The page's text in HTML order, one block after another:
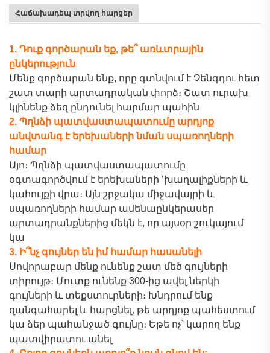
Հաճախադեպ տրվող հարցեր
1. Դուք գործարան եք, թե՞ առևտրային
ընկերություն
Մենք գործարան ենք, որը գտնվում է Չենգդու հետ
շատ տարի արտադրական փորձ։ Շատ ուրախ
կլինենք ձեզ ընդունել հարմար պահին
2. Պղնձի պատվաստապատումը արդյոք
անվտանգ է երեխաների նման սպառողների
համար
Այո։ Պղնձի պատվաստապատումը
օգտագործվում է երեխաների ’ խաղալիքների և
կահույքի վրա։ Այն շրջակա միջավայրի և
սպառողների համար ամենաընկերասեր
արտադրանքներից մեկն է, որ այսօր շուկայում
կա
3. Ի՞նչ գույներ են իմ համար հասանելի
Սովորաբար մենք ունենք շատ մեծ գույների
տիրույթ։ Մուտք ունենք 300-ից ավել ներկի
գույների և տեքստուրների։ Խնդրում ենք
զանգահարել և հարցնել, թե արդյոք պահեստում
կա ձեր պահանջած գույնը։ Եթե ոչ՝ կարող ենք
պատվիրատու անել